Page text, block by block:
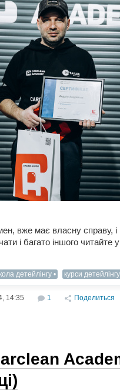
вже має власну справу,
і багато іншого читайте
детейлінгу курси детейлінгу
14:35 1 Поделиться